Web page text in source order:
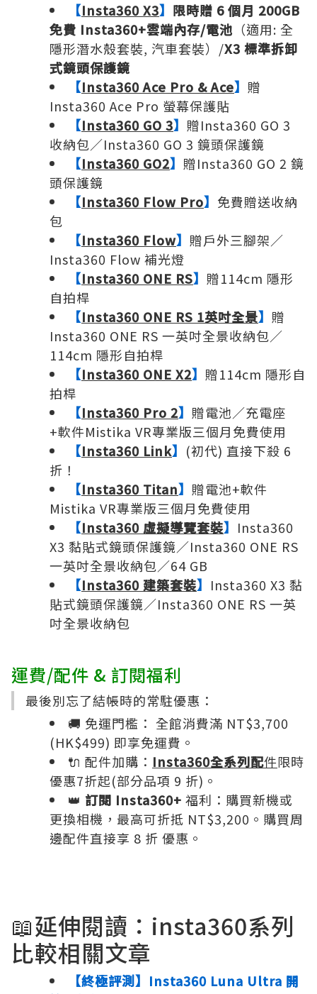
【Insta360 X3】 限時贈 6 個月 200GB
免費 Insta360+雲端內存/電池 （適用: 全
隱形潛水殼套裝, 汽車套裝）/X3 標準拆卸
式鏡頭保護鏡
【Insta360 Ace Pro & Ace】 贈
Insta360 Ace Pro 螢幕保護貼
【Insta360 GO 3】 贈Insta360 GO 3
收納包／Insta360 GO 3 鏡頭保護鏡
【Insta360 GO2】 贈Insta360 GO 2 鏡
頭保護鏡
【Insta360 Flow Pro】 免費贈送收納
包
【Insta360 Flow】 贈戶外三腳架／
Insta360 Flow 補光燈
【Insta360 ONE RS】 贈114cm 隱形
自拍桿
【Insta360 ONE RS 1英吋全景】 贈
Insta360 ONE RS 一英吋全景收納包／
114cm 隱形自拍桿
【Insta360 ONE X2】 贈114cm 隱形自
拍桿
【Insta360 Pro 2】 贈電池／充電座
+軟件Mistika VR專業版三個月免費使用
【Insta360 Link】 (初代) 直接下殺 6
折！
【Insta360 Titan】 贈電池+軟件
Mistika VR專業版三個月免費使用
【Insta360 虛擬導覽套裝】 Insta360
X3 黏貼式鏡頭保護鏡／Insta360 ONE RS
一英吋全景收納包／64 GB
【Insta360 建築套裝】 Insta360 X3 黏
貼式鏡頭保護鏡／Insta360 ONE RS 一英
吋全景收納包
運費/配件 & 訂閱福利
最後別忘了結帳時的常駐優惠：
🚚 免運門檻： 全館消費滿 NT$3,700
(HK$499) 即享免運費。
🔌 配件加購： Insta360​全系列配件限時
優惠7折起(部分品項 9 折)。
👑 訂閱 Insta360+ 福利：購買新機或
更換相機，最高可折抵 NT$3,200。購買周
邊配件直接享 8 折 優惠。
📖延伸閱讀：insta360系列
比較相關文章
【終極評測】Insta360 Luna Ultra 開